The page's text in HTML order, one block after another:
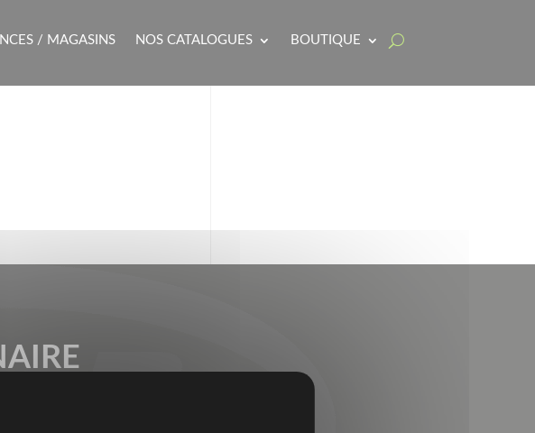
/ MAGASINS NOS CATALOGUES BOUTIQUE